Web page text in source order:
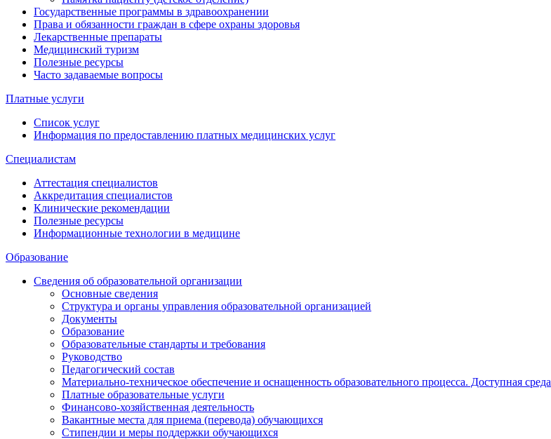
Государственные программы в здравоохранении
Права и обязанности граждан в сфере охраны здоровья
Лекарственные препараты
Медицинский туризм
Полезные ресурсы
Часто задаваемые вопросы
Платные услуги
Список услуг
Информация по предоставлению платных медицинских услуг
Специалистам
Аттестация специалистов
Аккредитация специалистов
Клинические рекомендации
Полезные ресурсы
Информационные технологии в медицине
Образование
Сведения об образовательной организации
Основные сведения
Структура и органы управления образовательной организацией
Документы
Образование
Образовательные стандарты и требования
Руководство
Педагогический состав
Материально-техническое обеспечение и оснащенность образовательного процесса. Доступная среда
Платные образовательные услуги
Финансово-хозяйственная деятельность
Вакантные места для приема (перевода) обучающихся
Стипендии и меры поддержки обучающихся